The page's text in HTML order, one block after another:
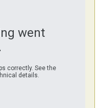
went
correctly. See the
details.